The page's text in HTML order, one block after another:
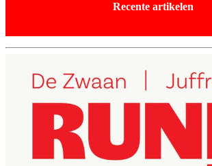
Recente artikelen